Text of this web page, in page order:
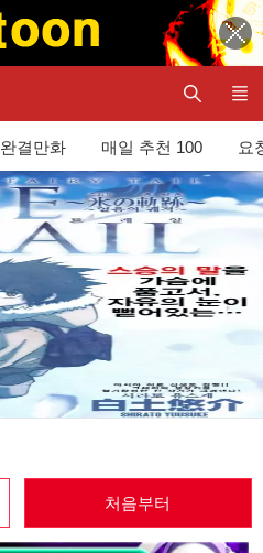
완결만화 매일 추천 100 요
처음부터